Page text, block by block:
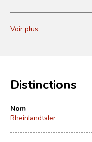
Voir plus
Distinctions
Nom
Rheinlandtaler